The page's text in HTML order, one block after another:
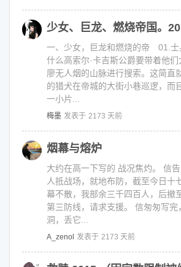
少女、巨龙、燃烧帝国。
一、少女，巨龙和燃烧的帝 01.士
什么高索尔·卡吉斯公爵要带着他
廖无人烟的山脉进行搜索。这简直
的猎犬在帝城的大街小巷巡逻，而
一小片...
梅墨 发表于 2173 天前
烟幕与熔炉
大约在高一下写的 战况焦灼。 信
人抵战场，就地布防，截至今日十
幕不散，我部余三千四百人，后撤
第三防线，请求支援。 信匆匆写完
洞，丢它...
A_zenol 发表于 2173 天前